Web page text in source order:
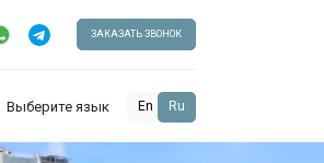
ЗАКАЗАТЬ ЗВОНОК
Выберите язык En Ru